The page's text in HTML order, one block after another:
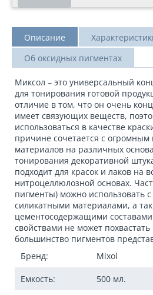
Описание
Об оксидных пигментах
Миксол – это универсальный
для тонирования готовой
отличие в том, что он очень
имеет связующих веществ,
использоваться в качестве
причине сочетается с огромным
материалов на различных
тонирования декоративной
подходит для красок и лаков на
нитроцеллюлозной основах.
пигменты) можно использовать
силикатными материалами, а
цементосодержащими
свойствами не может похвастать
большинство пигментов
Бренд:
Mixol
Емкость: 500 мл.